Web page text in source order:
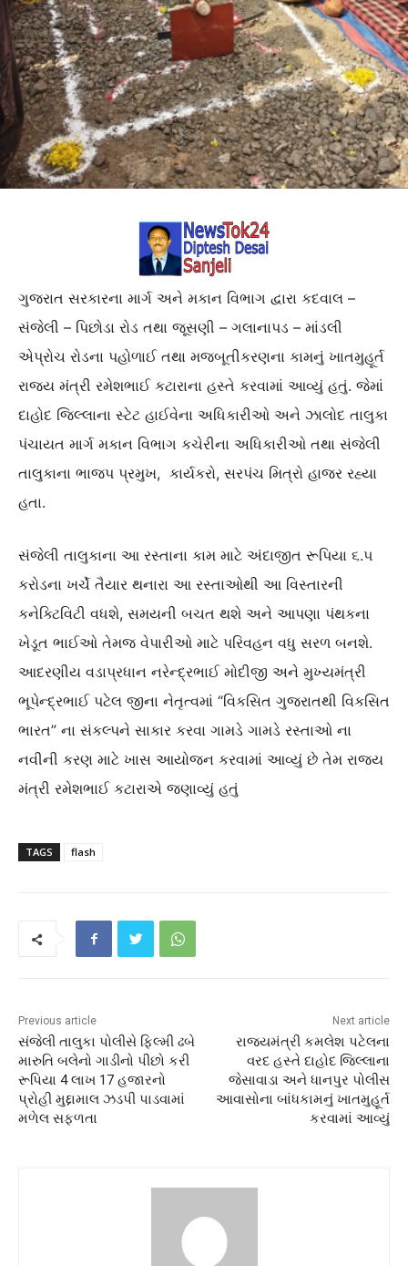
ગુજરાત સરકારના માર્ગ અને મકાન વિભાગ દ્વારા કદવાલ –
સંજેલી – પિછોડા રોડ તથા જૂસણી – ગલાનાપડ – માંડલી
એપ્રોચ રોડના પહોળાઈ તથા મજબૂતીકરણના કામનું ખાતમુહૂર્ત
રાજ્ય મંત્રી રમેશભાઈ કટારાના હસ્તે કરવામાં આવ્યું હતું. જેમાં
દાહોદ જિલ્લાના સ્ટેટ હાઈવેના અધિકારીઓ અને ઝાલોદ તાલુકા
પંચાયત માર્ગ મકાન વિભાગ કચેરીના અધિકારીઓ તથા સંજેલી
તાલુકાના ભાજપ પ્રમુખ, કાર્યકરો, સરપંચ મિત્રો હાજર રહ્યા
હતા.
સંજેલી તાલુકાના આ રસ્તાના કામ માટે ​અંદાજીત રૂપિયા ૬.૫
કરોડના ખર્ચે તૈયાર થનારા આ રસ્તાઓથી આ વિસ્તારની
કનેક્ટિવિટી વધશે, સમયની બચત થશે અને આપણા પંથકના
ખેડૂત ભાઈઓ તેમજ વેપારીઓ માટે પરિવહન વધુ સરળ બનશે.​
આદરણીય વડાપ્રધાન નરેન્દ્રભાઈ મોદીજી અને મુખ્યમંત્રી
ભૂપેન્દ્રભાઈ પટેલ જીના નેતૃત્વમાં “વિકસિત ગુજરાતથી વિકસિત
ભારત” ના સંકલ્પને સાકાર કરવા ગામડે ગામડે રસ્તાઓ ના
નવીની કરણ માટે ખાસ આયોજન કરવામાં આવ્યું છે તેમ રાજ્ય
મંત્રી રમેશભાઈ કટારાએ જણાવ્યું હતું
TAGS flash
Previous article
સંજેલી તાલુકા પોલીસે ફિલ્મી ઢબે
મારુતિ બલેનો ગાડીનો પીછો કરી
રૂપિયા 4 લાખ 17 હજારનો
પ્રોહી મુદ્દામાલ ઝડપી પાડવામાં
મળેલ સફળતા
Next article
રાજ્યમંત્રી કમલેશ પટેલના
વરદ હસ્તે દાહોદ જિલ્લાના
જેસાવાડા અને ધાનપુર પોલીસ
આવાસોના બાંધકામનું ખાતમુહૂર્ત
કરવામાં આવ્યું